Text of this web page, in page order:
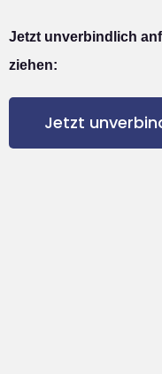
Jetzt unverbindlich
ziehen:
Jetzt